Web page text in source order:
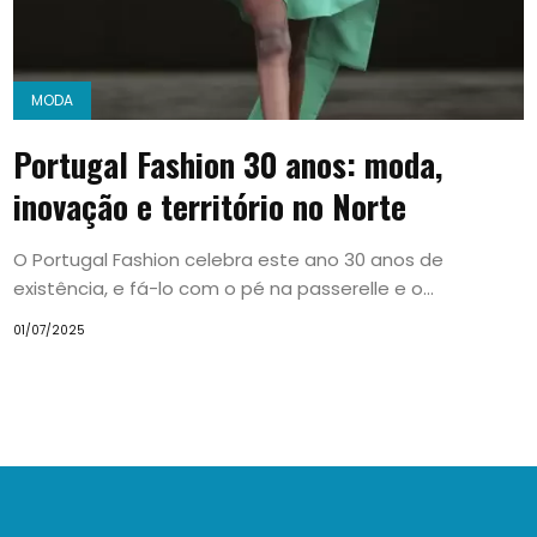
MODA
Portugal Fashion 30 anos: moda,
inovação e território no Norte
O Portugal Fashion celebra este ano 30 anos de
existência, e fá-lo com o pé na passerelle e o...
01/07/2025